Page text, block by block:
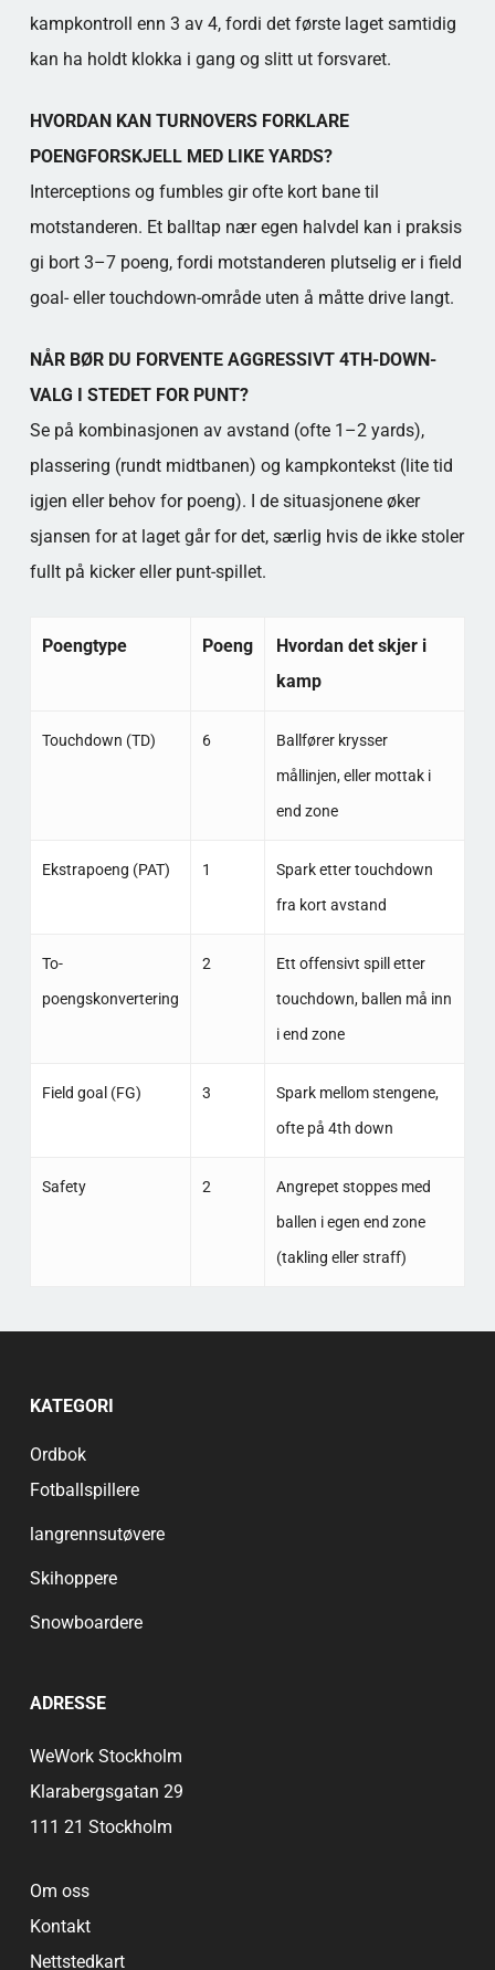
kampkontroll enn 3 av 4, fordi det første laget samtidig
kan ha holdt klokka i gang og slitt ut forsvaret.
HVORDAN KAN TURNOVERS FORKLARE
POENGFORSKJELL MED LIKE YARDS?
Interceptions og fumbles gir ofte kort bane til
motstanderen. Et balltap nær egen halvdel kan i praksis
gi bort 3–7 poeng, fordi motstanderen plutselig er i field
goal- eller touchdown-område uten å måtte drive langt.
NÅR BØR DU FORVENTE AGGRESSIVT 4TH-DOWN-
VALG I STEDET FOR PUNT?
Se på kombinasjonen av avstand (ofte 1–2 yards),
plassering (rundt midtbanen) og kampkontekst (lite tid
igjen eller behov for poeng). I de situasjonene øker
sjansen for at laget går for det, særlig hvis de ikke stoler
fullt på kicker eller punt-spillet.
Poengtype Poeng
Hvordan det skjer i
kamp
Touchdown (TD) 6
Ballfører krysser
mållinjen, eller mottak i
end zone
Ekstrapoeng (PAT) 1
Spark etter touchdown
fra kort avstand
To-
poengskonvertering
2
Ett offensivt spill etter
touchdown, ballen må inn
i end zone
Field goal (FG) 3
Spark mellom stengene,
ofte på 4th down
Safety 2
Angrepet stoppes med
ballen i egen end zone
(takling eller straff)
KATEGORI
Ordbok
Fotballspillere
langrennsutøvere
Skihoppere
Snowboardere
ADRESSE
WeWork Stockholm
Klarabergsgatan 29
111 21 Stockholm
Om oss
Kontakt
Nettstedkart